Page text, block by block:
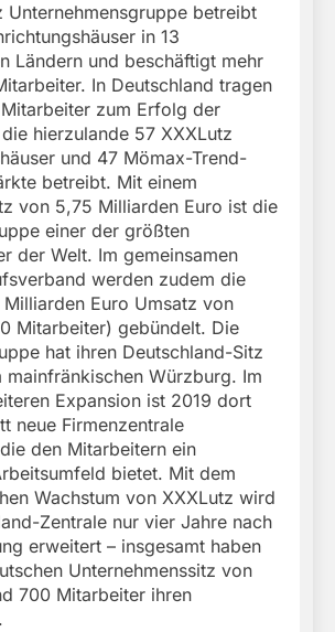
Unternehmensgruppe betreibt
in 13
Ländern und beschäftigt mehr
In Deutschland tragen
zum Erfolg der
hierzulande 57 XXXLutz
und 47 Mömax-Trend-
betreibt. Mit einem
von 5,75 Milliarden Euro ist die
einer der größten
der Welt. Im gemeinsamen
werden zudem die
Milliarden Euro Umsatz von
Mitarbeiter) gebündelt. Die
hat ihren Deutschland-Sitz
mainfränkischen Würzburg. Im
Expansion ist 2019 dort
neue Firmenzentrale
den Mitarbeitern ein
bietet. Mit dem
Wachstum von XXXLutz wird
Zentrale nur vier Jahre nach
erweitert – insgesamt haben
Unternehmenssitz von
700 Mitarbeiter ihren